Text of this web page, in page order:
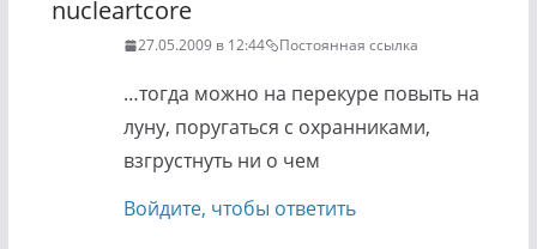
nucleartcore
27.05.2009 в 12:44 Постоянная ссылка
…тогда можно на перекуре повыть на
луну, поругаться с охранниками,
взгрустнуть ни о чем
Войдите, чтобы ответить